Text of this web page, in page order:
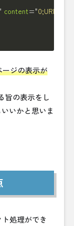
" content="
ジの表示が
旨の表示をし
いかと思いま
処理ができ